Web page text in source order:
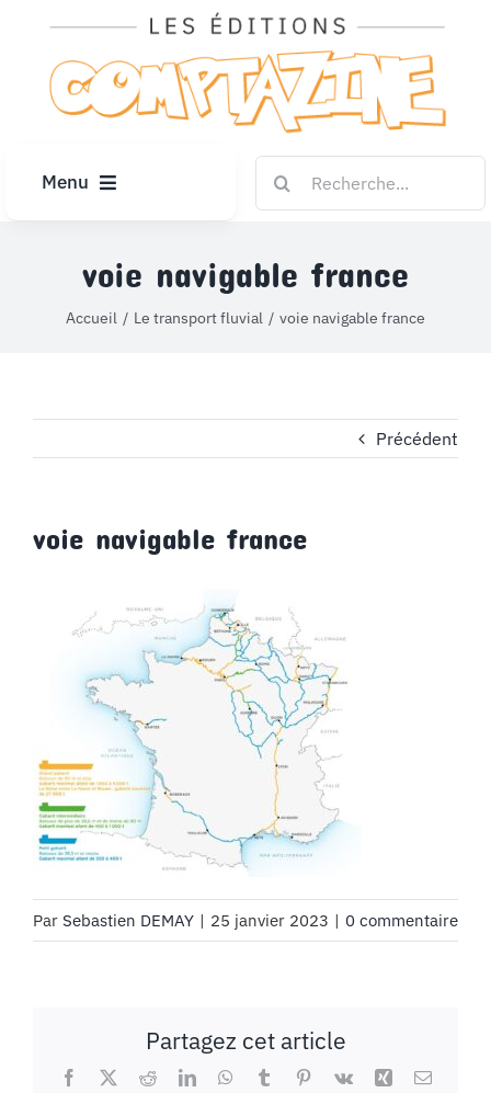
contenu
Menu
ARTICLES
LE KIOSQUE
MON COMPTE
STUDORIA
voie navigable france
Accueil Le transport fluvial voie navigable france
Précédent
voie navigable france
Par Sebastien DEMAY | 25 janvier 2023 | 0 commentaire
Partagez cet article
Facebook
X RedditLinkedInWhatsApp
TumblrPinterest
Vk Xing Email